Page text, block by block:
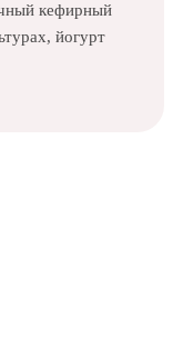
кефирный
йогурт